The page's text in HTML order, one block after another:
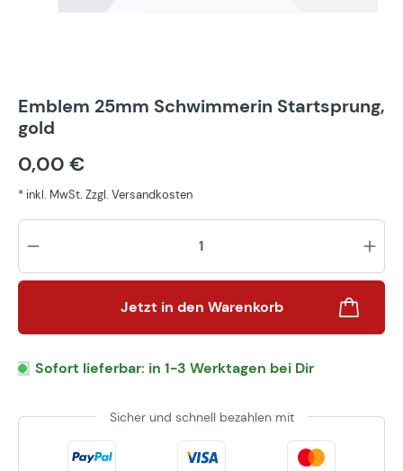
Emblem 25mm Schwimmerin Startsprung,
gold
0,00 €
* inkl. MwSt. Zzgl. Versandkosten
Jetzt in den Warenkorb
Sofort lieferbar: in 1-3 Werktagen bei Dir
Sicher und schnell bezahlen mit